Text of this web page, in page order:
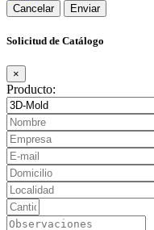
Cancelar
Solicitud de Catálogo
×
Producto: